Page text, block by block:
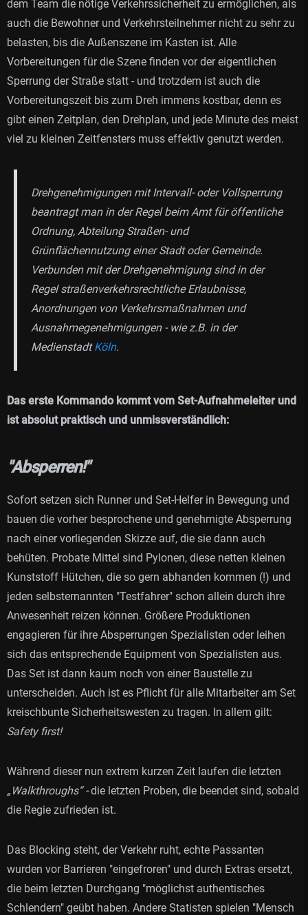
dem Team die nötige Verkehrssicherheit zu ermöglichen, als
auch die Bewohner und Verkehrsteilnehmer nicht zu sehr zu
belasten, bis die Außenszene im Kasten ist. Alle
Vorbereitungen für die Szene finden vor der eigentlichen
Sperrung der Straße statt - und trotzdem ist auch die
Vorbereitungszeit bis zum Dreh immens kostbar, denn es
gibt einen Zeitplan, den Drehplan, und jede Minute des meist
viel zu kleinen Zeitfensters muss effektiv genutzt werden.
Drehgenehmigungen mit Intervall- oder Vollsperrung
beantragt man in der Regel beim Amt für öffentliche
Ordnung, Abteilung Straßen- und
Grünflächennutzung einer Stadt oder Gemeinde.
Verbunden mit der Drehgenehmigung sind in der
Regel straßenverkehrsrechtliche Erlaubnisse,
Anordnungen von Verkehrsmaßnahmen und
Ausnahmegenehmigungen - wie z.B. in der
MedienstadtKöln.
Das erste Kommando kommt vom Set-Aufnahmeleiter und
ist absolut praktisch und unmissverständlich:
"Absperren!"
Sofort setzen sich Runner und Set-Helfer in Bewegung und
bauen die vorher besprochene und genehmigte Absperrung
nach einer vorliegenden Skizze auf, die sie dann auch
behüten. Probate Mittel sind Pylonen, diese netten kleinen
Kunststoff Hütchen, die so gern abhanden kommen (!) und
jeden selbsternannten "Testfahrer" schon allein durch ihre
Anwesenheit reizen können. Größere Produktionen
engagieren für ihre Absperrungen Spezialisten oder leihen
sich das entsprechende Equipment von Spezialisten aus.
Das Set ist dann kaum noch von einer Baustelle zu
unterscheiden. Auch ist es Pflicht für alle Mitarbeiter am Set
kreischbunte Sicherheitswesten zu tragen. In allem gilt:
Safety first!
Während dieser nun extrem kurzen Zeit laufen die letzten
„Walkthroughs“ -die letzten Proben, die beendet sind, sobald
die Regie zufrieden ist.
Das Blocking steht, der Verkehr ruht, echte Passanten
wurden vor Barrieren "eingefroren" und durch Extras ersetzt,
die beim letzten Durchgang "möglichst authentisches
Schlendern" geübt haben. Andere Statisten spielen "Mensch